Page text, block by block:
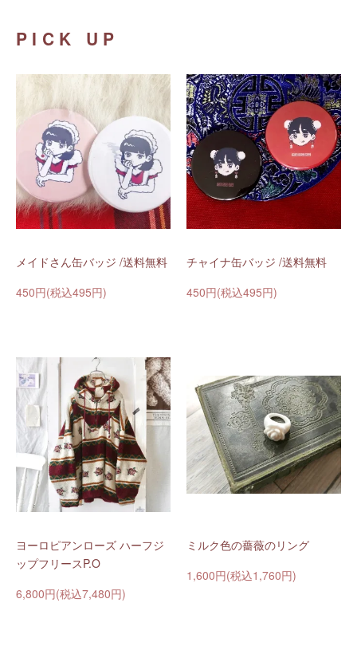
PICK UP
メイドさん缶バッジ /送料無料
450円(税込495円)
チャイナ缶バッジ /送料無料
450円(税込495円)
ヨーロピアンローズ ハーフジ
ップフリースP.O
6,800円(税込7,480円)
ミルク色の薔薇のリング
1,600円(税込1,760円)